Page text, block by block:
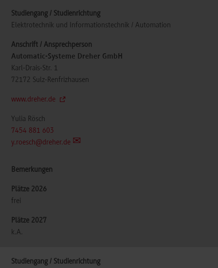
Elektrotechnik und Informationstechnik / Automation
Automatic-Systeme Dreher GmbH
Karl-Drais-Str. 1
72172 Sulz-Renfrizhausen
www.dreher.de
Yulia Rösch
7454 881 603
y.roesch@dreher.de
frei
k.A.